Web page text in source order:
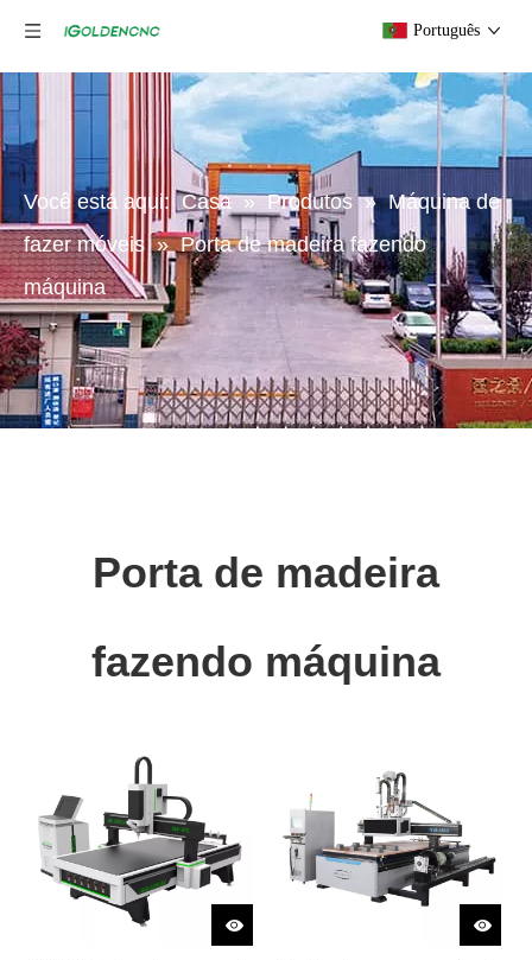
Português
Você está aqui: Casa » Produtos » Máquina de
fazer móveis » Porta de madeira fazendo
máquina
Porta de madeira
fazendo máquina